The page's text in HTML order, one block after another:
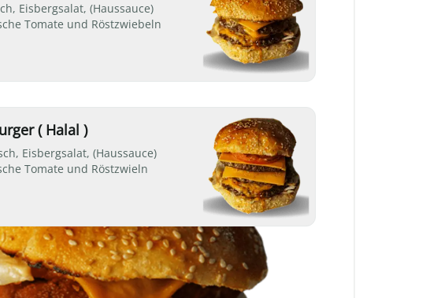
Eisbergsalat, (Haussauce)
Tomate und Röstzwiebeln
( Halal )
Eisbergsalat, (Haussauce)
Tomate und Röstzwieln